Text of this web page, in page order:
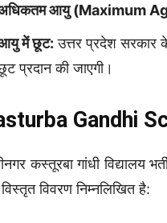
आयु (Maximum
में छूट: उत्तर प्रदेश सरकार
प्रदान की जाएगी।
Gandhi
कस्तूरबा गांधी विद्यालय
विस्तृत विवरण निम्नलिखित है: